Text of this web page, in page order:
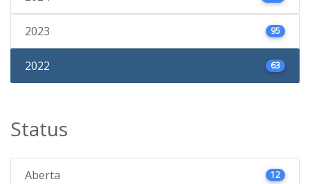
2023 95
2022 63
Status
Aberta 12